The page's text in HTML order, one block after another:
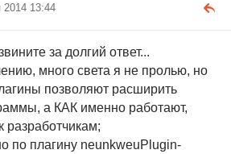
2014 13:44
за долгий ответ...
много света я не пролью, но
позволяют расширить
а КАК именно работают,
разработчикам;
по плагину neunkweuPlugin-